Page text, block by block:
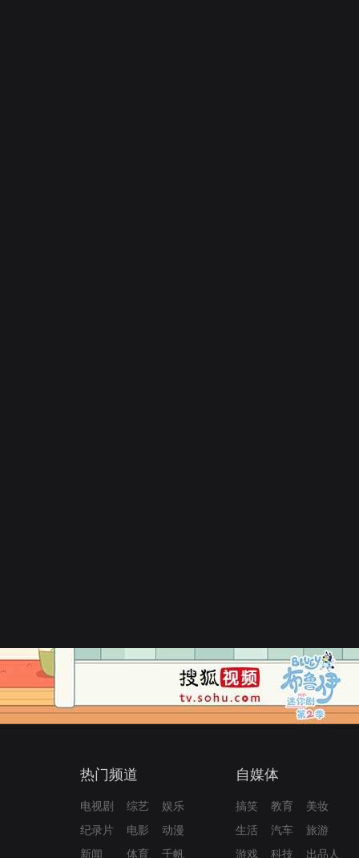
热门频道
电视剧 综艺
娱乐
纪录片
电影
动漫
新闻
体育 千帆
自媒体
搞笑 教育
美妆
生活
汽车
旅游
游戏
科技 出品人